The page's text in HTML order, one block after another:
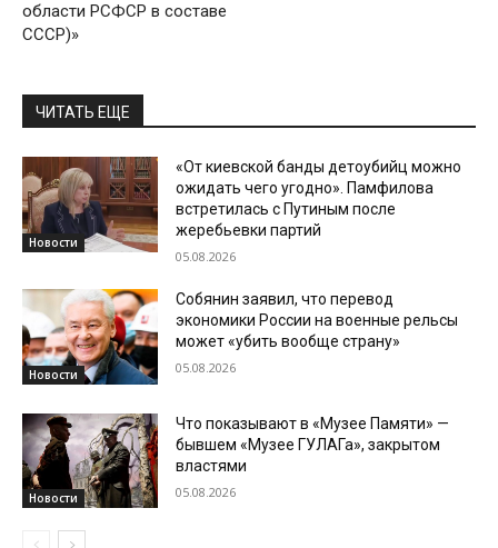
области РСФСР в составе
СССР)»
ЧИТАТЬ ЕЩЕ
Новости
«От киевской банды детоубийц можно
ожидать чего угодно». Памфилова
встретилась с Путиным после
жеребьевки партий
05.08.2026
Новости
Собянин заявил, что перевод
экономики России на военные рельсы
может «убить вообще страну»
05.08.2026
Новости
Что показывают в «Музее Памяти» —
бывшем «Музее ГУЛАГа», закрытом
властями
05.08.2026